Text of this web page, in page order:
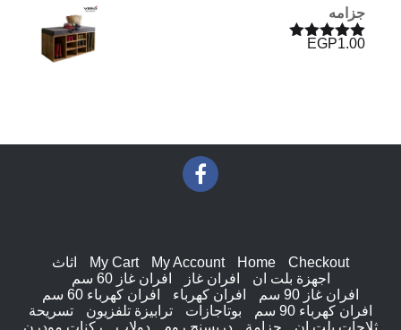
جزامه
تم التقييم
EGP1.00
Checkout
Home
My Account
My Cart
اثاث
اجهزة بلت ان
افران غاز
افران غاز 60 سم
افران غاز 90 سم
افران كهرباء
افران كهرباء 60 سم
افران كهرباء 90 سم
بوتاجازات ترابيزة تلفزيون
تسريحة